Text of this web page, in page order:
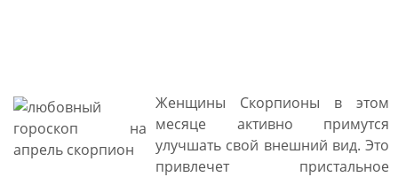
Женщины Скорпионы в этом
месяце активно примутся
улучшать свой внешний вид. Это
привлечет пристальное